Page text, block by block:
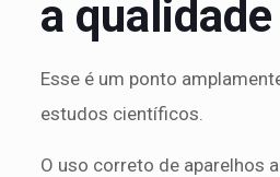
a
Esse é um ponto
estudos científicos.
O uso correto de aparelhos